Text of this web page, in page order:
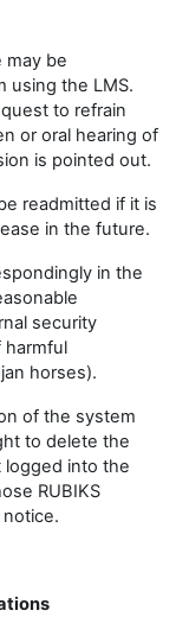
may be
using the LMS.
to refrain
or oral hearing of
is pointed out.
readmitted if it is
in the future.
in the
security
harmful
horses).
of the system
to delete the
logged into the
RUBIKS